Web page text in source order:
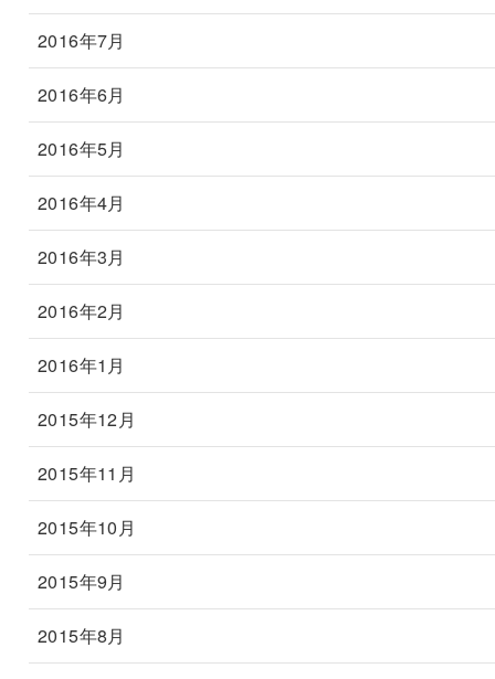
2016年7月
2016年6月
2016年5月
2016年4月
2016年3月
2016年2月
2016年1月
2015年12月
2015年11月
2015年10月
2015年9月
2015年8月